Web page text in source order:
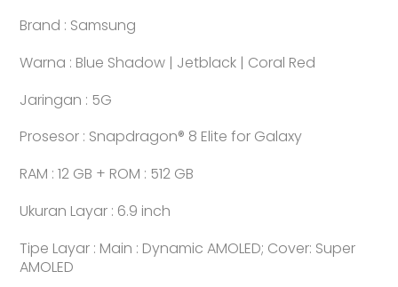
Brand : Samsung
Warna : Blue Shadow | Jetblack | Coral Red
Jaringan : 5G
Prosesor : Snapdragon® 8 Elite for Galaxy
RAM : 12 GB + ROM : 512 GB
Ukuran Layar : 6.9 inch
Tipe Layar : Main : Dynamic AMOLED; Cover: Super
AMOLED